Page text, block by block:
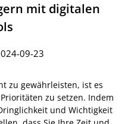
mit digitalen
09-23
zu gewährleisten, ist es
zu setzen. Indem
und Wichtigkeit